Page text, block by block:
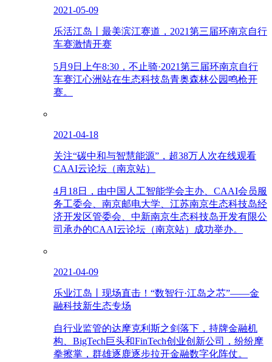
2021-05-09
乐活江岛丨最美滨江赛道，2021第三届环南京自行
车赛激情开赛
5月9日上午8:30，不止骑·2021第三届环南京自行
车赛江心洲站在生态科技岛青奥森林公园鸣枪开
赛。
2021-04-18
关注“碳中和与智慧能源”，超38万人次在线观看
CAAI云论坛（南京站）
4月18日，由中国人工智能学会主办、CAAI会员服
务工委会、南京邮电大学、江苏南京生态科技岛经
济开发区管委会、中新南京生态科技岛开发有限公
司承办的CAAI云论坛（南京站）成功举办。
2021-04-09
乐业江岛丨现场直击！“数智行·江岛之芯”——金
融科技新生态专场
自行业监管的达摩克利斯之剑落下，持牌金融机
构、BigTech巨头和FinTech创业创新公司，纷纷摩
拳擦掌，群雄逐鹿逐步拉开金融数字化阵仗。